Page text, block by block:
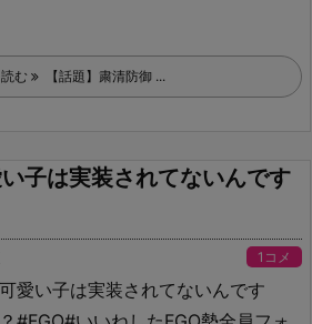
む 【話題】粛清防御 ...
い子は実装されてないんです
1コメ
愛い子は実装されてないんです